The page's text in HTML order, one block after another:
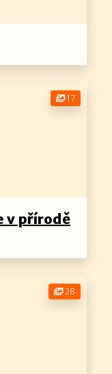
v přírodě
17
28